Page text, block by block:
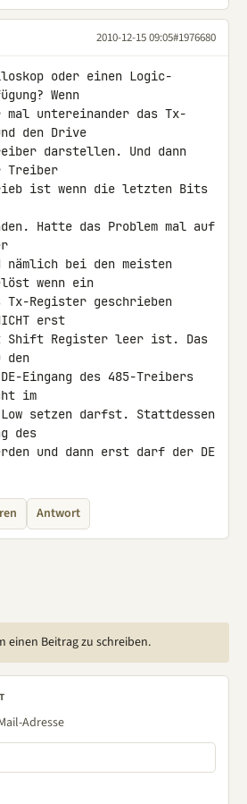
2010-12-15 09:05#1976680
oder einen Logic-
Wenn
untereinander das Tx-
den Drive
darstellen. Und dann
Treiber
ist wenn die letzten Bits
Hatte das Problem mal auf
bei den meisten
wenn ein
Tx-Register geschrieben
erst
Shift Register leer ist. Das
den
Eingang des 485-Treibers
im
setzen darfst. Stattdessen
des
und dann erst darf der DE
Antwort
einen Beitrag zu schreiben.
Adresse